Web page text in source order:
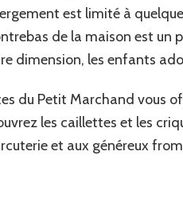
est limité à
de la maison est un
dimension, les enfants
du Petit Marchand vous
les caillettes et les
et aux généreux